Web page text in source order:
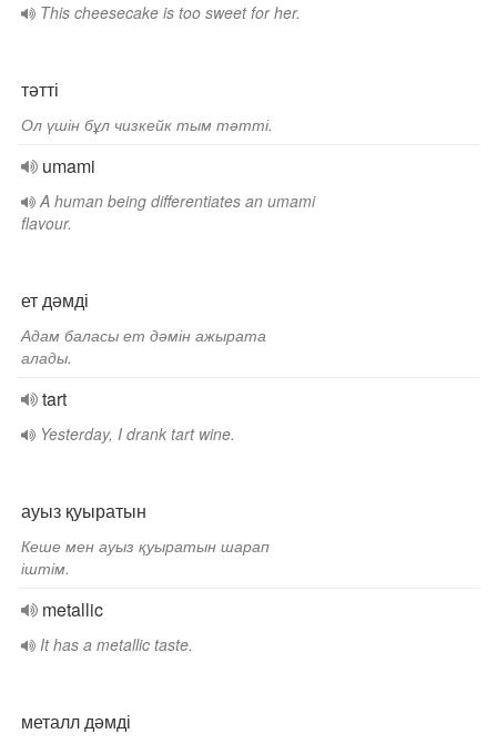
This cheesecake is too sweet for her.
тәтті
Ол үшін бұл чизкейк тым тәтті.
umami
A human being differentiates an umami
flavour.
ет дәмді
Адам баласы ет дәмін ажырата
алады.
tart
Yesterday, I drank tart wine.
ауыз қуыратын
Кеше мен ауыз қуыратын шарап
іштім.
metallic
It has a metallic taste.
металл дәмді